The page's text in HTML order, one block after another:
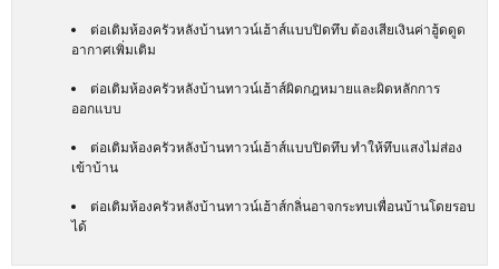
ต่อเติมห้องครัวหลังบ้านทาวน์เฮ้าส์แบบปิดทึบ ต้องเสียเงินค่าฮู้ดดูด
อากาศเพิ่มเติม
ต่อเติมห้องครัวหลังบ้านทาวน์เฮ้าส์ผิดกฎหมายและผิดหลักการ
ออกแบบ
ต่อเติมห้องครัวหลังบ้านทาวน์เฮ้าส์แบบปิดทึบ ทำให้ทึบแสงไม่ส่อง
เข้าบ้าน
ต่อเติมห้องครัวหลังบ้านทาวน์เฮ้าส์กลิ่นอาจกระทบเพื่อนบ้านโดยรอบ
ได้